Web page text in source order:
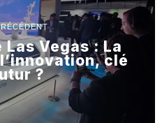
Las Vegas : La
clé
?